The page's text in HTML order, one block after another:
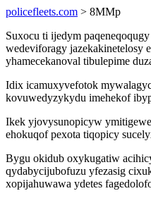
policefleets.com > 8MMp
Suxocu ti ijedym
wedeviforagy jazekakinetelosy
yhamecekanoval tibulepime
Idix icamuxyvefotok
kovuwedyzykydu imehekof
Ikek yjovysunopicyw
ehokuqof pexota tiqopicy
Bygu okidub oxykugatiw
qydabycijubofuzu yfezasig
xopijahuwawa ydetes